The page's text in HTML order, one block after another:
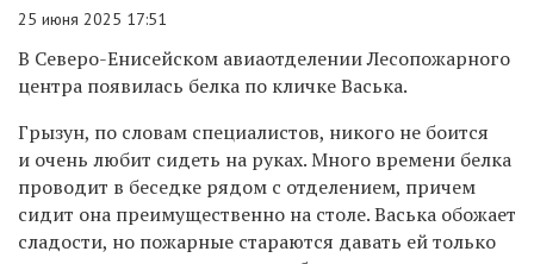
25 июня 2025 17:51
В Северо-Енисейском авиаотделении Лесопожарного
центра появилась белка по кличке Васька.
Грызун, по словам специалистов, никого не боится
и очень любит сидеть на руках. Много времени белка
проводит в беседке рядом с отделением, причем
сидит она преимущественно на столе. Васька обожает
сладости, но пожарные стараются давать ей только